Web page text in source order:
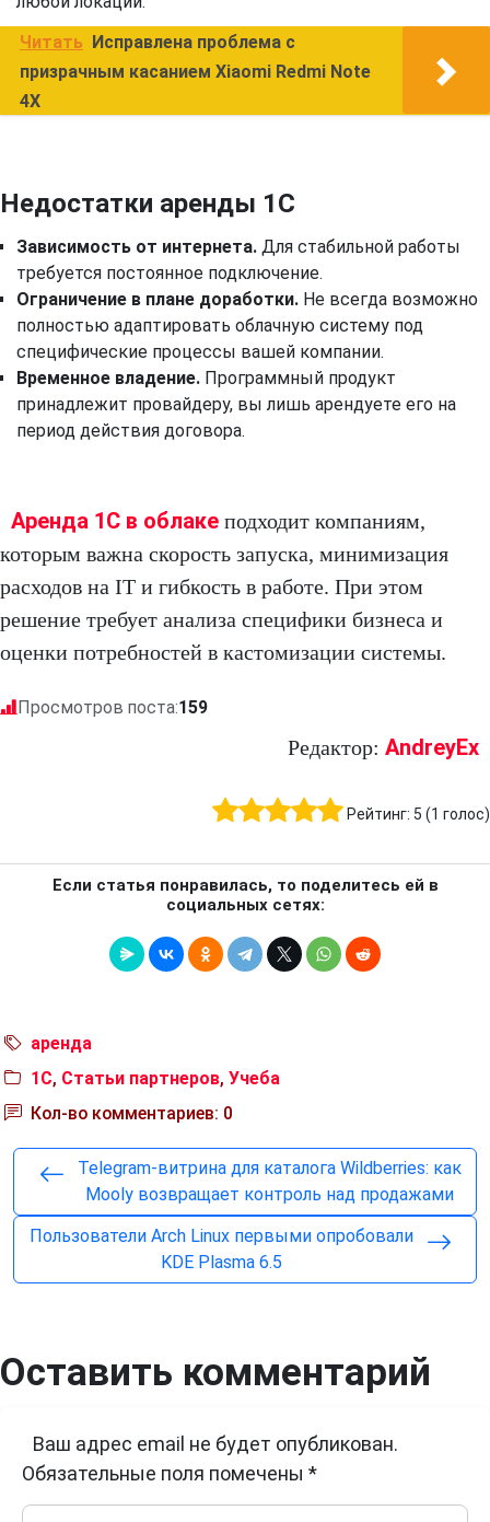
Читать
Исправлена проблема с
призрачным касанием Xiaomi Redmi Note
4X
Недостатки аренды 1С
Зависимость от интернета. Для стабильной работы
требуется постоянное подключение.
Ограничение в плане доработки. Не всегда возможно
полностью адаптировать облачную систему под
специфические процессы вашей компании.
Временное владение. Программный продукт
принадлежит провайдеру, вы лишь арендуете его на
период действия договора.
Аренда 1С в облаке подходит компаниям,
которым важна скорость запуска, минимизация
расходов на IT и гибкость в работе. При этом
решение требует анализа специфики бизнеса и
оценки потребностей в кастомизации системы.
Просмотров поста:159
Редактор: AndreyEx
Рейтинг: 5 (1 голос)
Если статья понравилась, то поделитесь ей в
социальных сетях:
аренда
1C, Статьи партнеров, Учеба
Кол-во комментариев: 0
Telegram-витрина для каталога Wildberries: как
Mooly возвращает контроль над продажами
Пользователи Arch Linux первыми опробовали
KDE Plasma 6.5
Оставить комментарий
Ваш адрес email не будет опубликован.
Обязательные поля помечены *